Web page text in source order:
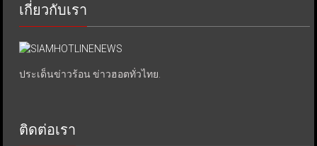
เกี่ยวกับเรา
ประเด็นข่าวร้อน ข่าวฮอตทั่วไทย.
ติดต่อเรา